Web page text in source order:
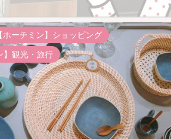
【ホーチミン】ショッピング
】観光・旅行